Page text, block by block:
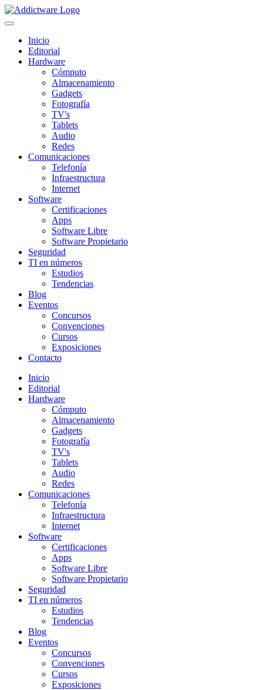
Inicio
Editorial
Hardware
Cómputo
Almacenamiento
Gadgets
Fotografía
TV's
Tablets
Audio
Redes
Comunicaciones
Telefonía
Infraestructura
Internet
Software
Certificaciones
Apps
Software Libre
Software Propietario
Seguridad
TI en números
Estudios
Tendencias
Blog
Eventos
Concursos
Convenciones
Cursos
Exposiciones
Contacto
Inicio
Editorial
Hardware
Cómputo
Almacenamiento
Gadgets
Fotografía
TV's
Tablets
Audio
Redes
Comunicaciones
Telefonía
Infraestructura
Internet
Software
Certificaciones
Apps
Software Libre
Software Propietario
Seguridad
TI en números
Estudios
Tendencias
Blog
Eventos
Concursos
Convenciones
Cursos
Exposiciones